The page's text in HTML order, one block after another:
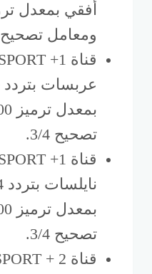
ومعامل تصحيح 2/3.
تصحيح 3/4.
تصحيح 3/4.